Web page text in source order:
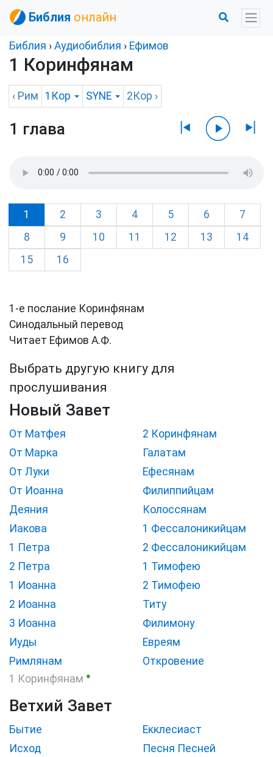
Библия онлайн
Библия › Аудиобиблия › Ефимов
1 Коринфянам
‹ Рим 1Кор SYNE 2Кор ›
1 глава
1 2 3 4 5 6
7
8
9 10 11 12 13
14
15
16
1-е послание Коринфянам
Синодальный перевод
Читает Ефимов А.Ф.
Выбрать другую книгу для
прослушивания
Новый Завет
От Матфея
От Марка
От Луки
От Иоанна
Деяния
Иакова
1 Петра
2 Петра
1 Иоанна
2 Иоанна
3 Иоанна
Иуды
Римлянам
1 Коринфянам ●
2 Коринфянам
Галатам
Ефесянам
Филиппийцам
Колоссянам
1 Фессалоникийцам
2 Фессалоникийцам
1 Тимофею
2 Тимофею
Титу
Филимону
Евреям
Откровение
Ветхий Завет
Бытие
Исход
Екклесиаст
Песня Песней